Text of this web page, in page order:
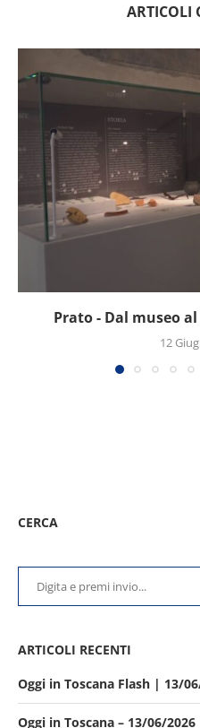
ARTICOLI
Prato - Dal museo
12
CERCA
ARTICOLI RECENTI
Oggi in Toscana Flash | 13/
Oggi in Toscana – 13/06/2026